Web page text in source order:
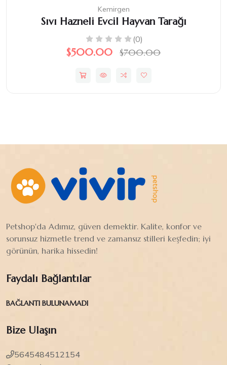
Kemirgen
Sıvı Hazneli Evcil Hayvan Tarağı
(0)
$500.00 $700.00
Petshop'da Adımız, güven demektir. Kalite, konfor ve
sorunsuz hizmetle trend ve zamansız stilleri keşfedin; iyi
görünün, harika hissedin!
Faydalı Bağlantılar
BAĞLANTI BULUNAMADI
Bize Ulaşın
5645484512154